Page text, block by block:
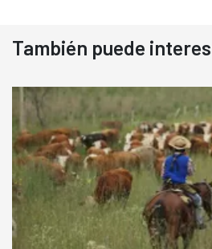
También puede